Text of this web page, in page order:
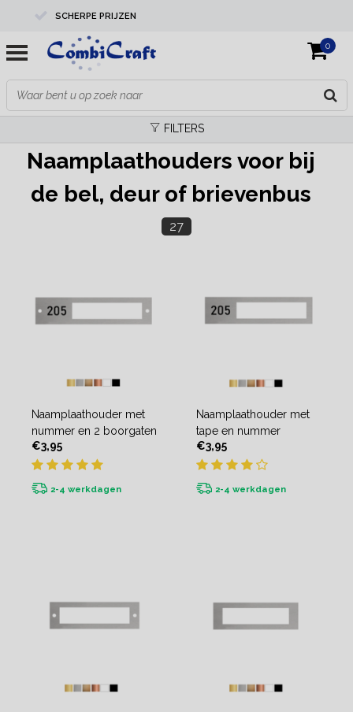
SCHERPE PRIJZEN
PROFESSIONELE KWALITEIT
EXPERTS IN MAATWERK
0
FILTERS
Naamplaathouders voor bij
de bel, deur of brievenbus
27
Naamplaathouder met
nummer en 2 boorgaten
€3,95
2-4 werkdagen
Naamplaathouder met
tape en nummer
€3,95
2-4 werkdagen